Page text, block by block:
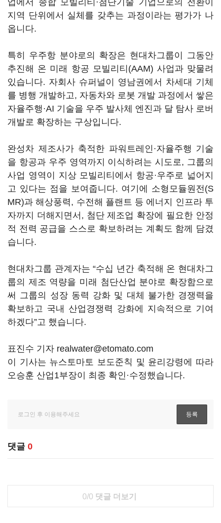
업에서 종합 모빌리티·첨단기술 기업으로의 전환이
지역 단위에서 실체를 갖추는 과정이라는 평가가 나
옵니다.
특히 우주항 분야로의 확장은 현대차그룹이 그동안
추진해 온 미래 항공 모빌리티(AAM) 사업과 맞물려
있습니다. 자회사 슈퍼널이 영남권에서 차세대 기체
를 병행 개발하고, 자동차와 로봇 개발 과정에서 쌓은
자율주행·AI 기술을 우주 발사체 엔진과 달 탐사 로버
개발로 확장하는 구상입니다.
완성차 제조사가 축적한 파워트레인·자율주행 기술
을 항공과 우주 영역까지 이식하려는 시도로, 그룹의
사업 영역이 지상 모빌리티에서 항공·우주로 넓어지
고 있다는 점을 보여줍니다. 여기에 소형모듈원전(S
MR)과 해상풍력, 수전해 플랜트 등 에너지 인프라 투
자까지 더해지면서, 첨단 제조업 확장에 필요한 안정
적 전력 공급을 스스로 확보하려는 계획도 함께 담겼
습니다.
현대차그룹 관계자는 “수십 년간 축적해 온 현대차그
룹의 제조 역량을 미래 첨단산업 분야로 확장함으로
써 그룹의 성장 동력 강화 및 대체 불가한 경쟁력을
확보하고 국내 산업경쟁력 강화에 지속적으로 기여
하겠다”고 했습니다.
표진수 기자 realwater@etomato.com
이 기사는 뉴스토마토 보도준칙 및 윤리강령에 따라
오승훈 산업1부장이 최종 확인·수정했습니다.
댓글 0
0/0 댓글 더보기